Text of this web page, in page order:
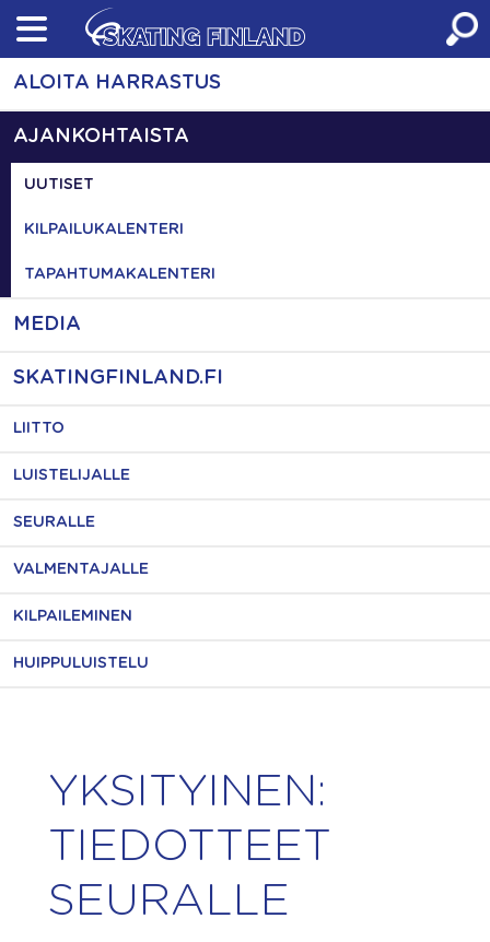
Skip
content
ALOITA HARRASTUS
AJANKOHTAISTA
UUTISET
KILPAILUKALENTERI
TAPAHTUMAKALENTERI
MEDIA
SKATINGFINLAND.FI
LIITTO
LUISTELIJALLE
SEURALLE
VALMENTAJALLE
KILPAILEMINEN
HUIPPULUISTELU
YKSITYINEN:
TIEDOTTEET
SEURALLE